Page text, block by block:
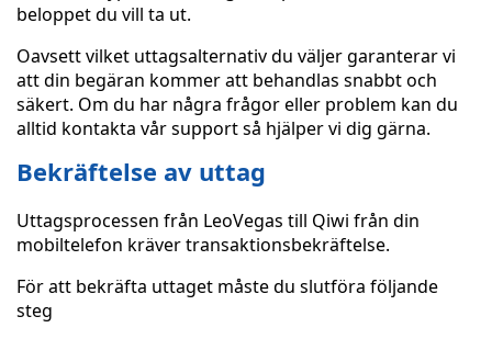
beloppet du vill ta ut.
Oavsett vilket uttagsalternativ du väljer garanterar vi
att din begäran kommer att behandlas snabbt och
säkert. Om du har några frågor eller problem kan du
alltid kontakta vår support så hjälper vi dig gärna.
Bekräftelse av uttag
Uttagsprocessen från LeoVegas till Qiwi från din
mobiltelefon kräver transaktionsbekräftelse.
För att bekräfta uttaget måste du slutföra följande
steg